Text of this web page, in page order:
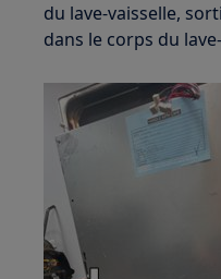
du lave-vaisselle,
dans le corps du